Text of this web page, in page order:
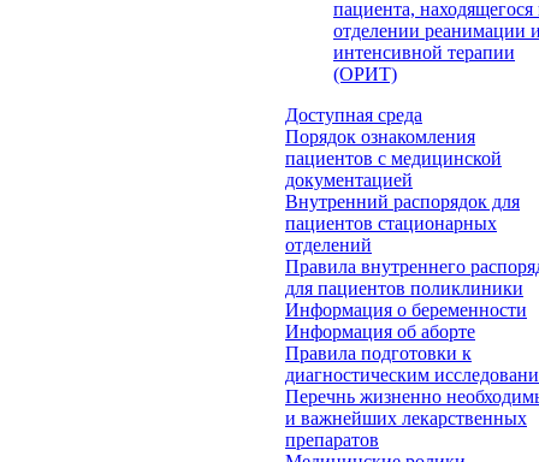
пациента, находящегося
отделении реанимации и
интенсивной терапии
(ОРИТ)
Доступная среда
Порядок ознакомления
пациентов с медицинской
документацией
Внутренний распорядок для
пациентов стационарных
отделений
Правила внутреннего
для пациентов поликлиники
Информация о беременности
Информация об аборте
Правила подготовки к
диагностическим
Перечнь жизненно
и важнейших лекарственных
препаратов